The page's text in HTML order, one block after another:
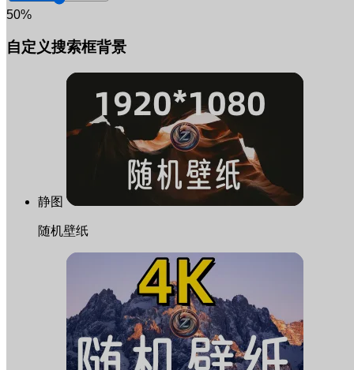
50%
自定义搜索框背景
静图
随机壁纸